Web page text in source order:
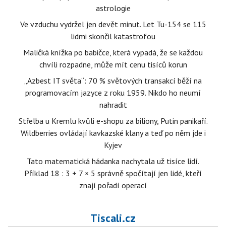
astrologie
Ve vzduchu vydržel jen devět minut. Let Tu-154 se 115
lidmi skončil katastrofou
Maličká knížka po babičce, která vypadá, že se každou
chvíli rozpadne, může mít cenu tisíců korun
„Azbest IT světa“: 70 % světových transakcí běží na
programovacím jazyce z roku 1959. Nikdo ho neumí
nahradit
Střelba u Kremlu kvůli e-shopu za biliony, Putin panikaří.
Wildberries ovládají kavkazské klany a teď po něm jde i
Kyjev
Tato matematická hádanka nachytala už tisíce lidí.
Příklad 18 : 3 + 7 × 5 správně spočítají jen lidé, kteří
znají pořadí operací
Tiscali.cz